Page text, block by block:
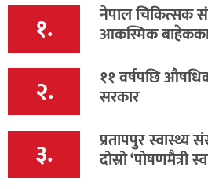
१. नेपाल चिकित्सक
आकस्मिक
२. ११ वर्षपछि
सरकार
३. प्रतापपुर स्वास्थ्य
दोस्रो ‘पोषणमैत्री